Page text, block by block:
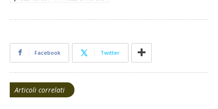
Facebook Twitter
Articoli correlati